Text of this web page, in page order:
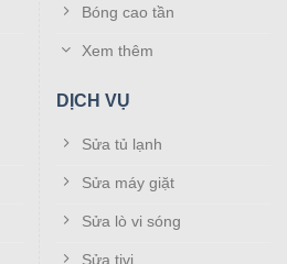
đi kèm với điều hòa
mình để có thể sử dụng được.
Bóng cao tần
Xem thêm
DỊCH VỤ
Sửa tủ lạnh
Sửa máy giặt
Sửa lò vi sóng
Sửa tivi